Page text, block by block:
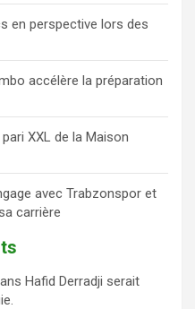
en perspective lors des
accélère la préparation
XXL de la Maison
avec Trabzonspor et
carrière
Hafid Derradji serait